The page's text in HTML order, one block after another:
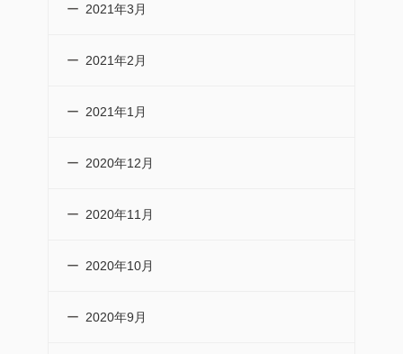
2021年3月
2021年2月
2021年1月
2020年12月
2020年11月
2020年10月
2020年9月